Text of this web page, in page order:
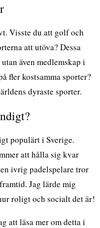
Visste du att golf och
att utöva? Dessa
även medlemskap i
fler kostsamma sporter?
dyraste sporter.
populärt i Sverige.
att hålla sig kvar
ivrig padelspelare tror
Jag lärde mig
roligt och socialt det är!
att läsa mer om detta i